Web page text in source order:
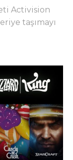
Activision
taşımayı